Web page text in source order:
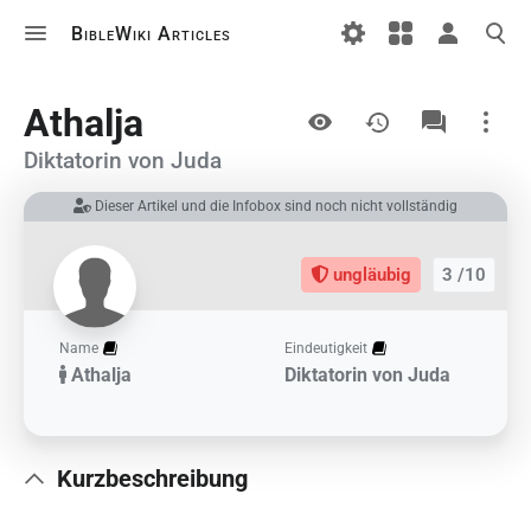
BibleWiki Articles
Athalja
Diktatorin von Juda
Links auf diesem Artikel
Änderungen an verlinkten Artikel
Druckversion
Permanenter Link
Artikelinformationen
Dieser Artikel und die Infobox sind noch nicht vollständig
3 /10
ungläubig
Name
Athalja
Eindeutigkeit
Diktatorin von Juda
Kurzbeschreibung